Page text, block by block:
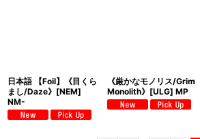
日本語 【Foil】《目くら
まし/Daze》[NEM]
NM-
《厳かなモノリス/Grim
Monolith》[ULG] MP